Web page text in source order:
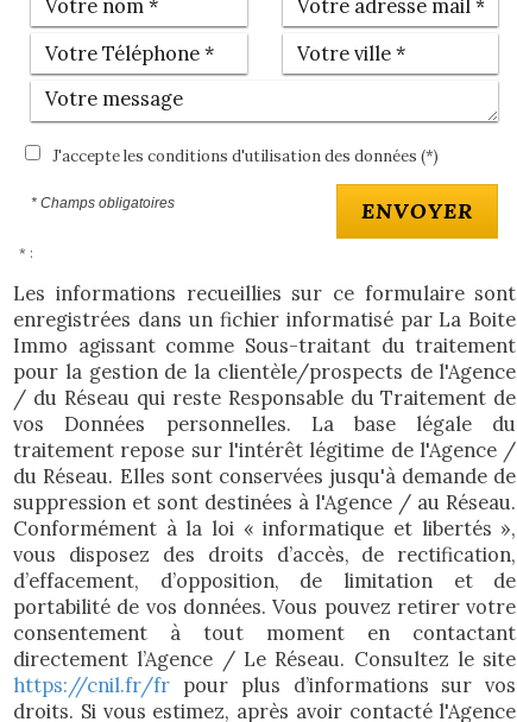
J'accepte les conditions d'utilisation des données (*)
* Champs obligatoires ENVOYER
* :
Les informations recueillies sur ce formulaire sont
enregistrées dans un fichier informatisé par La Boite
Immo agissant comme Sous-traitant du traitement
pour la gestion de la clientèle/prospects de l'Agence
/ du Réseau qui reste Responsable du Traitement de
vos Données personnelles. La base légale du
traitement repose sur l'intérêt légitime de l'Agence /
du Réseau. Elles sont conservées jusqu'à demande de
suppression et sont destinées à l'Agence / au Réseau.
Conformément à la loi « informatique et libertés »,
vous disposez des droits d’accès, de rectification,
d’effacement, d’opposition, de limitation et de
portabilité de vos données. Vous pouvez retirer votre
consentement à tout moment en contactant
directement l’Agence / Le Réseau. Consultez le site
https://cnil.fr/fr pour plus d’informations sur vos
droits. Si vous estimez, après avoir contacté l'Agence